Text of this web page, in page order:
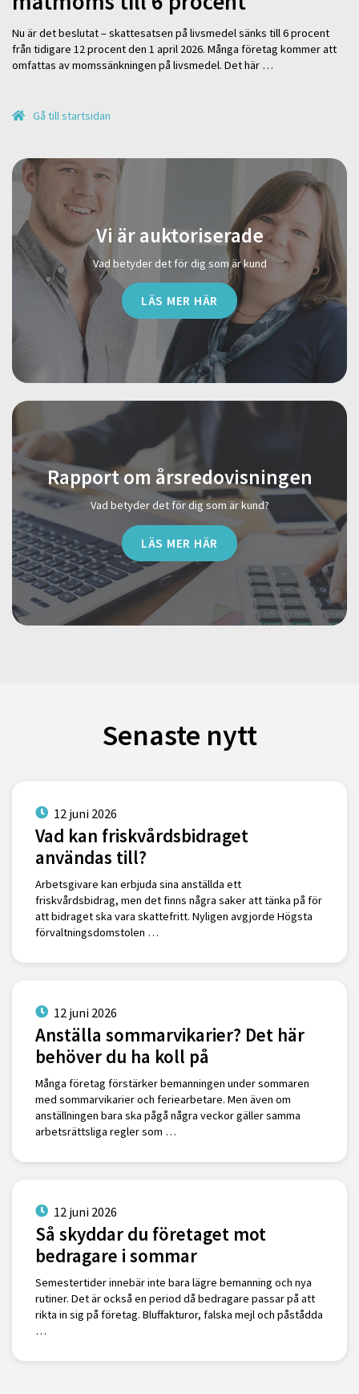
Nu är det beslutat – skattesatsen på livsmedel sänks till 6 procent
från tidigare 12 procent den 1 april 2026. Många företag kommer att
omfattas av momssänkningen på livsmedel. Det här …
Gå till startsidan
Vi är auktoriserade
Vad betyder det för dig som är kund
LÄS MER HÄR
Rapport om årsredovisningen
Vad betyder det för dig som är kund?
LÄS MER HÄR
Senaste nytt
12 juni 2026
Vad kan friskvårdsbidraget
användas till?
Arbetsgivare kan erbjuda sina anställda ett
friskvårdsbidrag, men det finns några saker att tänka på för
att bidraget ska vara skattefritt. Nyligen avgjorde Högsta
förvaltningsdomstolen …
12 juni 2026
Anställa sommarvikarier? Det här
behöver du ha koll på
Många företag förstärker bemanningen under sommaren
med sommarvikarier och feriearbetare. Men även om
anställningen bara ska pågå några veckor gäller samma
arbetsrättsliga regler som …
12 juni 2026
Så skyddar du företaget mot
bedragare i sommar
Semestertider innebär inte bara lägre bemanning och nya
rutiner. Det är också en period då bedragare passar på att
rikta in sig på företag. Bluffakturor, falska mejl och påstådda
…